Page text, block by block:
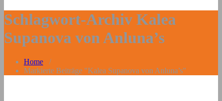
Schlagwort-Archiv Kalea
Supanova von Anluna’s
Home /
Markierte Beiträge "Kalea Supanova von Anluna’s"